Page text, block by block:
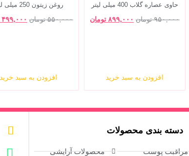
حاوی عصاره گلاب 400 میلی لیتر
۹۵۰,۰۰۰ تومان ۸۹۹,۰۰۰ تومان
افزودن به سبد خرید
روغن زیتون 250 میلی لیتر
۵۵۰,۰۰۰ تومان ۴۹۹,۰۰۰
افزودن به سبد خرید
دسته بندی محصولات
مراقبت پوست محصولات آرایشی